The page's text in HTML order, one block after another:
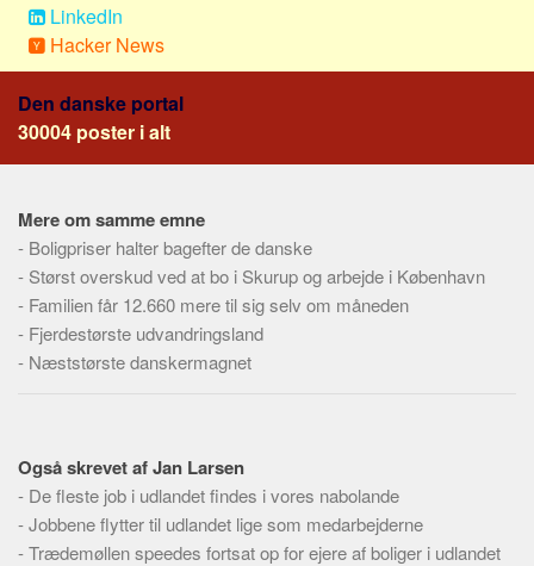
Pension og opsparing
Forbrug
Social sikring og sundhed
Transport
Køb og salg
Økonomi
Jura og regler
Skatter og afgifter
Alle
Meta
Dokumenttyper
LinkedIn
Hacker News
Den danske portal
30004 poster i alt
Mere om samme emne
- Boligpriser halter bagefter de danske
- Størst overskud ved at bo i Skurup og arbejde i København
- Familien får 12.660 mere til sig selv om måneden
- Fjerdestørste udvandringsland
- Næststørste danskermagnet
Også skrevet af Jan Larsen
- De fleste job i udlandet findes i vores nabolande
-Jobbene flytter til udlandet lige som medarbejderne
-Trædemøllen speedes fortsat op for ejere af boliger i udlandet